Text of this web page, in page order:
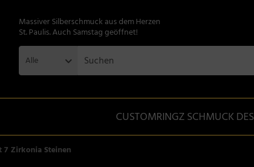
Massiver Silberschmuck aus dem Herzen
St. Paulis. Auch Samstag geöffnet!
Alle
CUSTOMRINGZ SCHMUCK
Zirkonia Steinen